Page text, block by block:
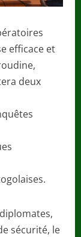
efficace et
deux
sécurité, le